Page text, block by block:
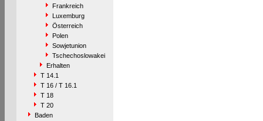
Frankreich
Luxemburg
Österreich
Polen
Sowjetunion
Tschechoslowakei
Erhalten
T 14.1
T 16 / T 16.1
T 18
T 20
Baden